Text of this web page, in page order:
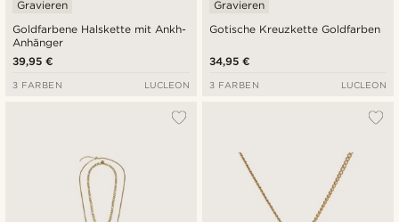
Goldfarbene Halskette mit Ankh-
Anhänger
Gravieren
39,95 €
3 FARBEN LUCLEON
Gotische Kreuzkette Goldfarben
Gravieren
34,95 €
3 FARBEN LUCLEON